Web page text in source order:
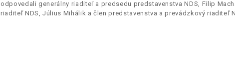
odpovedali generálny riaditeľ a predsedu predstavenstva NDS, Filip
riaditeľ NDS, Július Mihálik a člen predstavenstva a prevádzkový riaditeľ